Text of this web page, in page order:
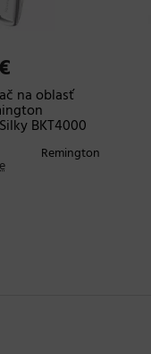
na oblasť
BKT4000
Remington